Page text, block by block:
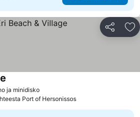
Jaa
ja minidisko
Port of Hersonissos